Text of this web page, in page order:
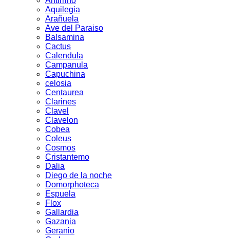
Aquilegia
Arañuela
Ave del Paraiso
Balsamina
Cactus
Calendula
Campanula
Capuchina
celosia
Centaurea
Clarines
Clavel
Clavelon
Cobea
Coleus
Cosmos
Cristantemo
Dalia
Diego de la noche
Domorphoteca
Espuela
Flox
Gallardia
Gazania
Geranio